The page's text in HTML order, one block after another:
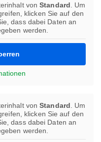
vonStandard . Um
klicken Sie auf den
dass dabei Daten an
werden.
vonStandard . Um
klicken Sie auf den
dass dabei Daten an
werden.